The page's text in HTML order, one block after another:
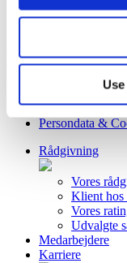
Kontakt
CVR 38 05 24 97
Persondata &
Rådgivning
Vores
Klient hos
Vores
Udvalgte
Medarbejdere
Karriere